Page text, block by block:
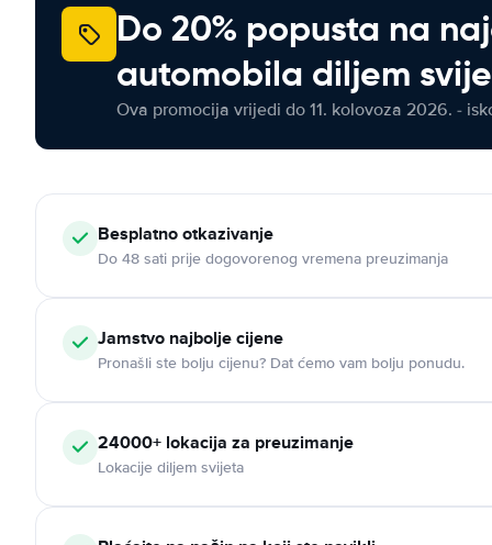
Do 20% popusta na
automobila diljem
Ova promocija vrijedi do 11. kolovoza 2026. -
Besplatno otkazivanje
Do 48 sati prije dogovorenog vremena preuzimanja
Jamstvo najbolje cijene
Pronašli ste bolju cijenu? Dat ćemo vam bolju ponudu.
24000+ lokacija za preuzimanje
Lokacije diljem svijeta